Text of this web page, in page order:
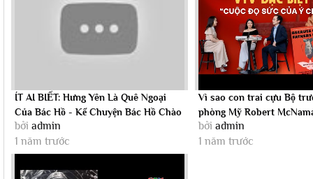
ÍT AI BIẾT: Hưng Yên Là Quê Ngoại
Của Bác Hồ - Kể Chuyện Bác Hồ Chào
Mừng...
bởi admin
1 năm trước
Vì sao con trai cựu Bộ
phòng Mỹ Robert
tham...
bởi admin
1 năm trước